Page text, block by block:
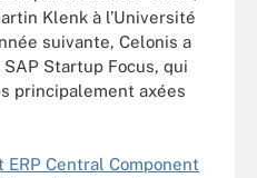
Klenk à l’Université
suivante, Celonis a
Startup Focus, qui
principalement axées
ERP Central Component